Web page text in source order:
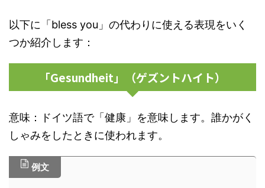
以下に「bless you」の代わりに使える表現をいく
つか紹介します：
「Gesundheit」（ゲズントハイト）
意味：ドイツ語で「健康」を意味します。誰かがく
しゃみをしたときに使われます。
例文